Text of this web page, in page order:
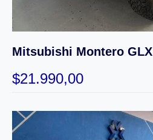
Mitsubishi Montero GLX
$21.990,00